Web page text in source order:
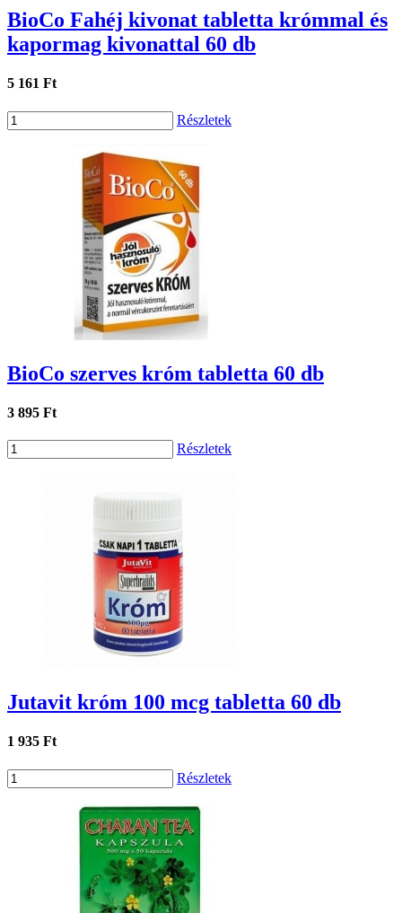
BioCo Fahéj kivonat tabletta krómmal és
kapormag kivonattal 60 db
5 161 Ft
Részletek
BioCo szerves króm tabletta 60 db
3 895 Ft
Részletek
Jutavit króm 100 mcg tabletta 60 db
1 935 Ft
Részletek